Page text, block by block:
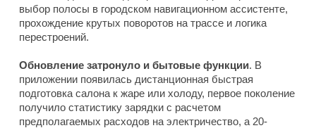
выбор полосы в городском навигационном ассистенте,
прохождение крутых поворотов на трассе и логика
перестроений.
Обновление затронуло и бытовые функции. В
приложении появилась дистанционная быстрая
подготовка салона к жаре или холоду, первое поколение
получило статистику зарядки с расчетом
предполагаемых расходов на электричество, а 20-